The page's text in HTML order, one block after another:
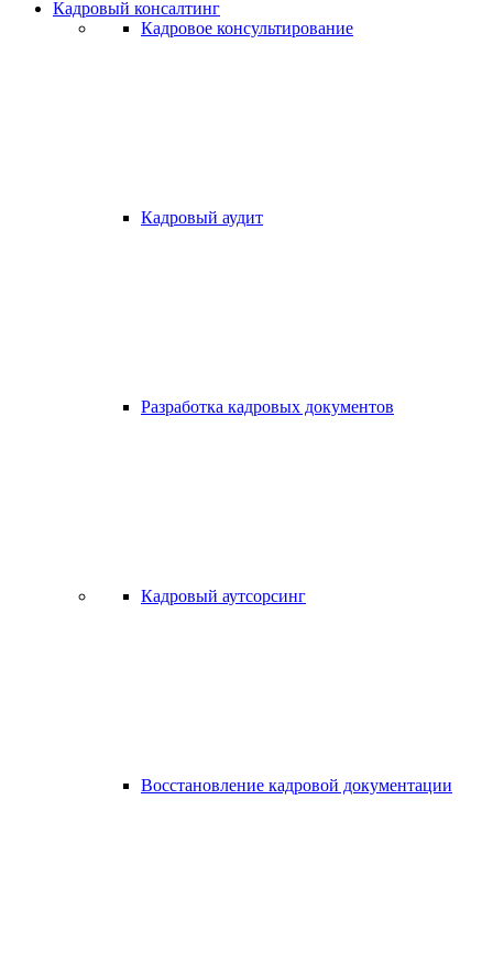
Кадровый консалтинг
Кадровое консультирование
Кадровый аудит
Разработка кадровых документов
Кадровый аутсорсинг
Восстановление кадровой документации